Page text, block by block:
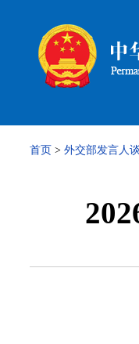
首页 > 外交部发言人